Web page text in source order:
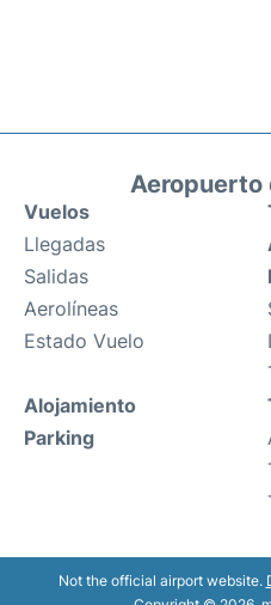
Aeropuerto
Vuelos
Llegadas
Salidas
Aerolíneas
Estado Vuelo
Alojamiento
Parking
Not the official airport website.